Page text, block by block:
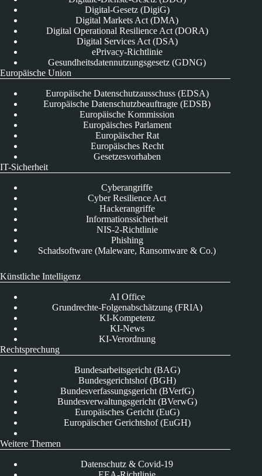
Digital-Gesetz (DigiG)
Digital Markets Act (DMA)
Digital Operational Resilience Act (DORA)
Digital Services Act (DSA)
ePrivacy-Richtlinie
Gesundheitsdatennutzungsgesetz (GDNG)
Europäische Union
Europäische Datenschutzausschuss (EDSA)
Europäische Datenschutzbeauftragte (EDSB)
Europäische Kommission
Europäisches Parlament
Europäischer Rat
Europäisches Recht
Gesetzesvorhaben
IT-Sicherheit
Cyberangriffe
Cyber Resilience Act
Hackerangriffe
Informationssicherheit
NIS-2-Richtlinie
Phishing
Schadsoftware (Maleware, Ransomware & Co.)
Künstliche Intelligenz
AI Office
Grundrechte-Folgenabschätzung (FRIA)
KI-Kompetenz
KI-News
KI-Verordnung
Rechtsprechung
Bundesarbeitsgericht (BAG)
Bundesgerichtshof (BGH)
Bundesverfassungsgericht (BVerfG)
Bundesverwaltungsgericht (BVerwG)
Europäisches Gericht (EuG)
Europäischer Gerichtshof (EuGH)
Weitere Themen
Datenschutz & Covid-19